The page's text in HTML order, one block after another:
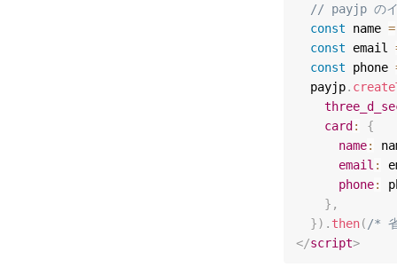
// payjp のイ
const name =
const email
const phone
  payjp
.
card :
{
name:
email :
phone:
} ,
}) . then( /*
</script>